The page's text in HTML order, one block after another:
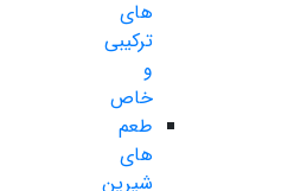
های
ترکیبی
و
خاص
طعم
های
شیرین